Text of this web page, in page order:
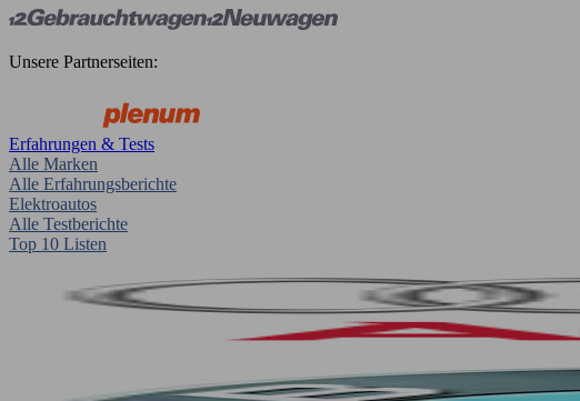
Unsere Partnerseiten:
Erfahrungen & Tests
Alle Marken
Alle Erfahrungsberichte
Elektroautos
Alle Testberichte
Top 10 Listen